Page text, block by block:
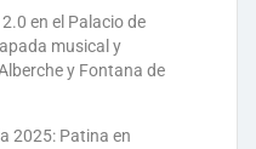
en el Palacio de
musical y
y Fontana de
2025: Patina en